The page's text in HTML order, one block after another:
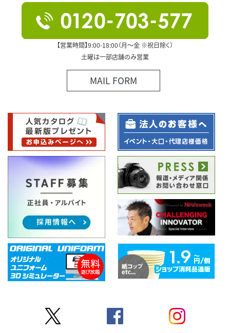
【営業時間】9:00-18:00（月～金 ※祝日除く）
土曜は一部店舗のみ営業
MAIL FORM